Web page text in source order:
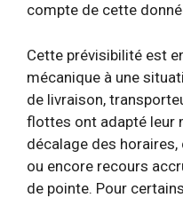
compte de cette
Cette prévisibilité est
mécanique à une
de livraison,
flottes ont adapté leur
décalage des
ou encore recours
de pointe. Pour